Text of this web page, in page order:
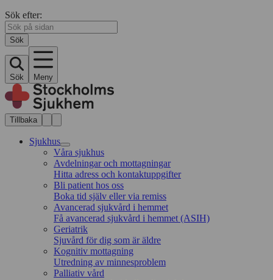
Sök efter:
Sök
Sök Meny
Tillbaka
Sjukhus
Våra sjukhus
Avdelningar och mottagningar
Hitta adress och kontaktuppgifter
Bli patient hos oss
Boka tid själv eller via remiss
Avancerad sjukvård i hemmet
Få avancerad sjukvård i hemmet (ASIH)
Geriatrik
Sjuvård för dig som är äldre
Kognitiv mottagning
Utredning av minnesproblem
Palliativ vård